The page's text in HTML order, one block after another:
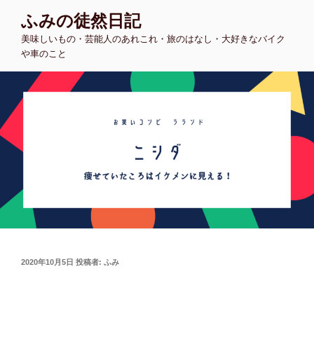
ツ
キ
ッ
ふみの徒然日記
美味しいもの・芸能人のあれこれ・旅のはなし・大好きなバイク
や車のこと
投
2020年10月5日 投稿者: ふみ